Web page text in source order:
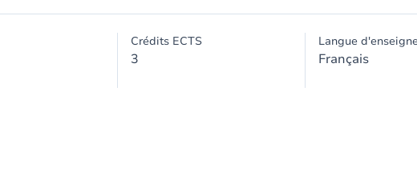
Crédits ECTS
3
Langue
Français